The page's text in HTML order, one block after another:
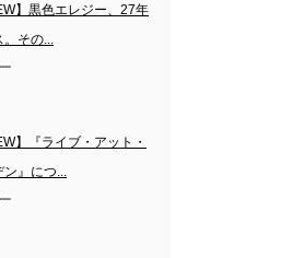
】黒色エレジー、27年
。その...
】『ライブ・アット・
ン』につ...